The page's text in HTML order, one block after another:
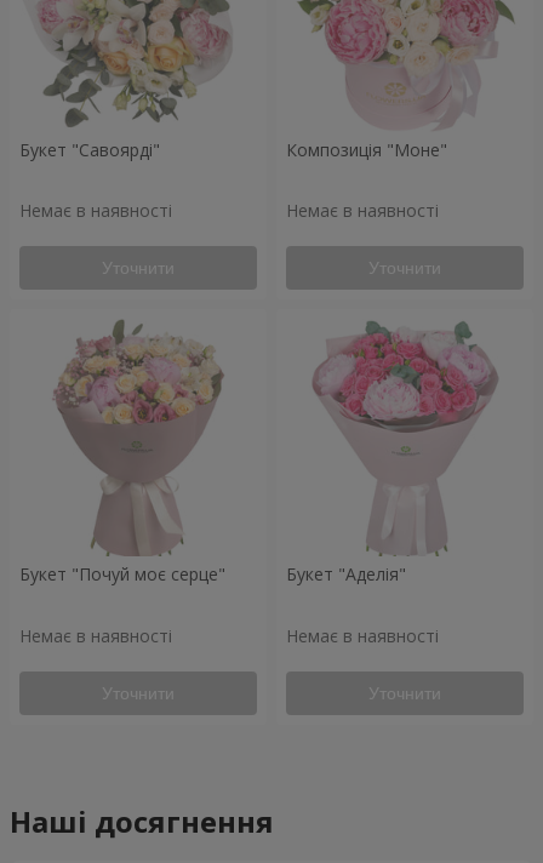
Букет "Савоярді"
Немає в наявності
Уточнити
Композиція "Моне"
Немає в наявності
Уточнити
Букет "Почуй моє серце"
Немає в наявності
Уточнити
Букет "Аделія"
Немає в наявності
Уточнити
Наші досягнення